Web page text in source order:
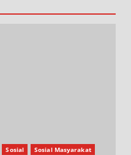
Sosial Sosial Masyarakat